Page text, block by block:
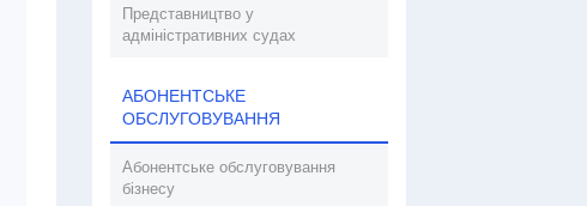
Представництво у
адміністративних судах
АБОНЕНТСЬКЕ
ОБСЛУГОВУВАННЯ
Абонентське обслуговування
бізнесу